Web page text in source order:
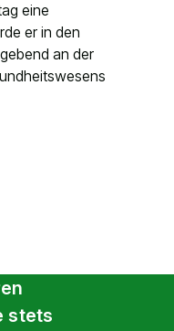
eine
er in den
an der
stets